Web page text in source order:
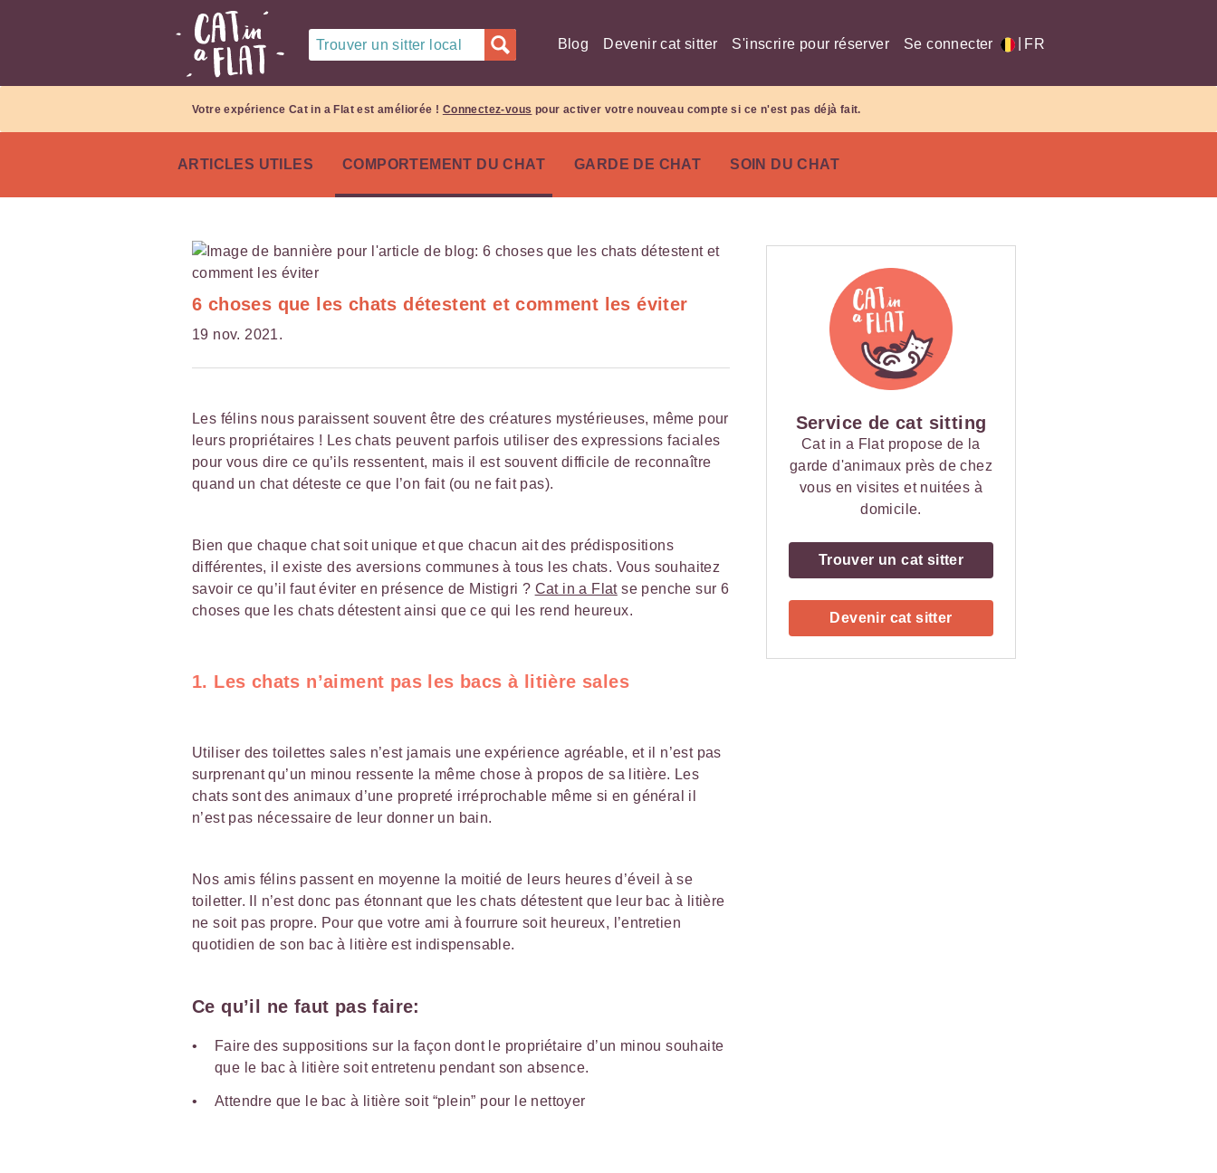
Trouver un sitter local Blog Devenir cat sitter S'inscrire pour réserver Se connecter FR
Votre expérience Cat in a Flat est améliorée ! Connectez-vous pour activer votre nouveau compte si ce n'est pas déjà fait.
ARTICLES UTILES COMPORTEMENT DU CHAT GARDE DE CHAT SOIN DU CHAT
6 choses que les chats détestent et comment les éviter
19 nov. 2021.
Les félins nous paraissent souvent être des créatures mystérieuses, même pour
leurs propriétaires ! Les chats peuvent parfois utiliser des expressions faciales
pour vous dire ce qu’ils ressentent, mais il est souvent difficile de reconnaître
quand un chat déteste ce que l’on fait (ou ne fait pas).
Bien que chaque chat soit unique et que chacun ait des prédispositions
différentes, il existe des aversions communes à tous les chats. Vous souhaitez
savoir ce qu’il faut éviter en présence de Mistigri ? Cat in a Flatse penche sur 6
choses que les chats détestent ainsi que ce qui les rend heureux.
1. Les chats n’aiment pas les bacs à litière sales
Utiliser des toilettes sales n’est jamais une expérience agréable, et il n’est pas
surprenant qu’un minou ressente la même chose à propos de sa litière. Les
chats sont des animaux d’une propreté irréprochable même si en général il
n’est pas nécessaire de leur donner un bain.
Nos amis félins passent en moyenne la moitié de leurs heures d’éveil à se
toiletter. Il n’est donc pas étonnant que les chats détestent que leur bac à litière
ne soit pas propre. Pour que votre ami à fourrure soit heureux, l’entretien
quotidien de son bac à litière est indispensable.
Ce qu’il ne faut pas faire:
Faire des suppositions sur la façon dont le propriétaire d’un minou souhaite
que le bac à litière soit entretenu pendant son absence.
Attendre que le bac à litière soit “plein” pour le nettoyer
Service de cat sitting
Cat in a Flat propose de la
garde d'animaux près de chez
vous en visites et nuitées à
domicile.
Trouver un cat sitter
Devenir cat sitter